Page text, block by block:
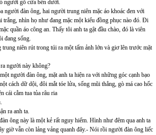
người gõ cửa bên dưới.
người đàn ông, hai người trung niên mặc áo khoác đen với
trắng, nhìn họ như đang mặc một kiểu đồng phục nào đó. Đi
quần áo công an. Thấy tôi anh ta gật đầu chào, đó là viên
đang sống.
niên rút trong túi ra một tấm ảnh lớn và giơ lên trước mặt
người này không?
người đàn ông, mặt anh ta hiện ra với những góc cạnh bạo
cách dữ dội, đôi mắt tóe lửa, sống mũi thẳng, gò má cao hốc
cái cằm tua tủa râu ria
ra anh ta.
ông này là một kẻ rất nguy hiểm. Hình như đêm qua anh ta
giờ vẫn còn lảng vảng quanh đây.- Nói rồi người đàn ông liếc